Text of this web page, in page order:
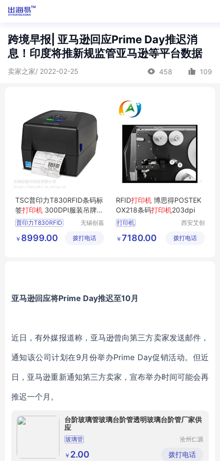
跨境早报| 亚马逊回应Prime Day推迟消
息！印度将推新规监管亚马逊等平台数据
卖家之家/ 2022-02-25 458 109
TSC普印力T830RFID条码标
签打印机 300DPI服装吊牌打
印机
普印力T830RFID
T830RFID打印机
无锡创嘉
限公司
￥ 8999.00 拨打电话
RFID打印机 博思得POSTEK
OX218条码打印机203dpi
打印机
西安艾创
有限公司
￥ 7180.00 拨打电话
亚马逊回应将Prime Day推迟至10月
近日，有外媒报道称，亚马逊曾向第三方卖家发送邮件，
通知该公司计划在9月份举办Prime Day促销活动。但近
日，亚马逊重新通知第三方卖家，宣布举办时间可能会再
推迟一个月。
台阶玻璃管玻璃台阶管透明玻璃台阶管厂家供
应
玻璃管
沧州仁源
有限公司
￥ 2.00 拨打电话